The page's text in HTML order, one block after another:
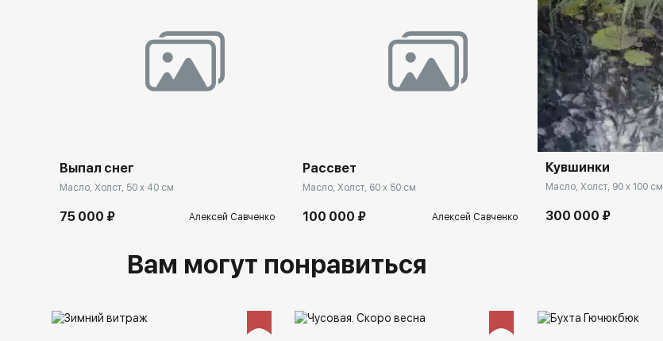
2009 г. - Галерея нагорная, Выставка творческой
молодежи
2010 г. - Галерея нагорная, Выставка творческой
молодежи "Дорога домой"
2010 г. - Российское искусство, "Возрождение" в башне
2010 г. - Выставка ''Предлетье'' Выставочный зал
Боголюбова г. Москва
2010 г. - Выставка “Первозимье” Библиотека искусств
им. А.П. Боголюбова г. Москва
2011 г. - Центральный дом художника, совместная
2012 г. - АРТ ВЕСНА в галерее ''Наш Изограф''. ЦДХ,
г.Москва
Выпал снег
Масло, Холст, 50 x 40 см
75 000 ₽ Алексей Савченко
Рассвет
Масло, Холст, 60 x 50 см
100 000 ₽ Алексей Савченко
Кувшинки
Масло, Холст, 90 x 100 см
300 000 ₽
Вам могут понравиться